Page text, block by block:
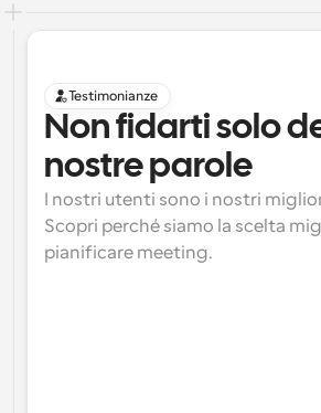
Testimonianze
Non fidarti solo
nostre parole
I nostri utenti sono i nostri
Scopri perché siamo la scelta
pianificare meeting.